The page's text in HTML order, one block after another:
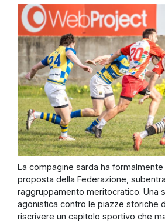
La compagine sarda ha
proposta della Federazione,
raggruppamento meritocratico. Una
agonistica contro le piazze storiche
riscrivere un capitolo sportivo che